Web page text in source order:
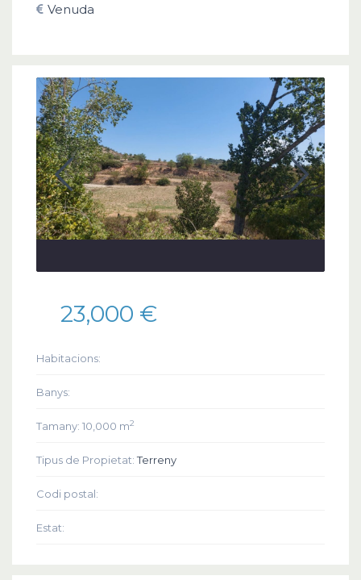
Venuda
23,000 €
Habitacions:
Banys:
Tamany: 10,000 m2
Tipus de Propietat:Terreny
Codi postal:
Estat: